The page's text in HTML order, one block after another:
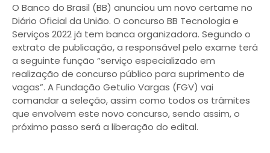
O Banco do Brasil (BB) anunciou um novo certame no
Diário Oficial da União. O concurso BB Tecnologia e
Serviços 2022 já tem banca organizadora. Segundo o
extrato de publicação, a responsável pelo exame terá
a seguinte função “serviço especializado em
realização de concurso público para suprimento de
vagas”. A Fundação Getulio Vargas (FGV) vai
comandar a seleção, assim como todos os trâmites
que envolvem este novo concurso, sendo assim, o
próximo passo será a liberação do edital.